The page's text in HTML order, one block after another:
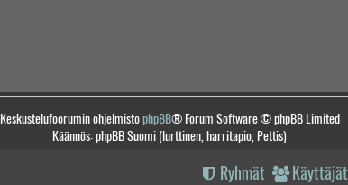
Keskustelufoorumin ohjelmistophpBB® Forum Software © phpBB Limited
Käännös: phpBB Suomi (lurttinen, harritapio, Pettis)
Käyttäjät
Ryhmät